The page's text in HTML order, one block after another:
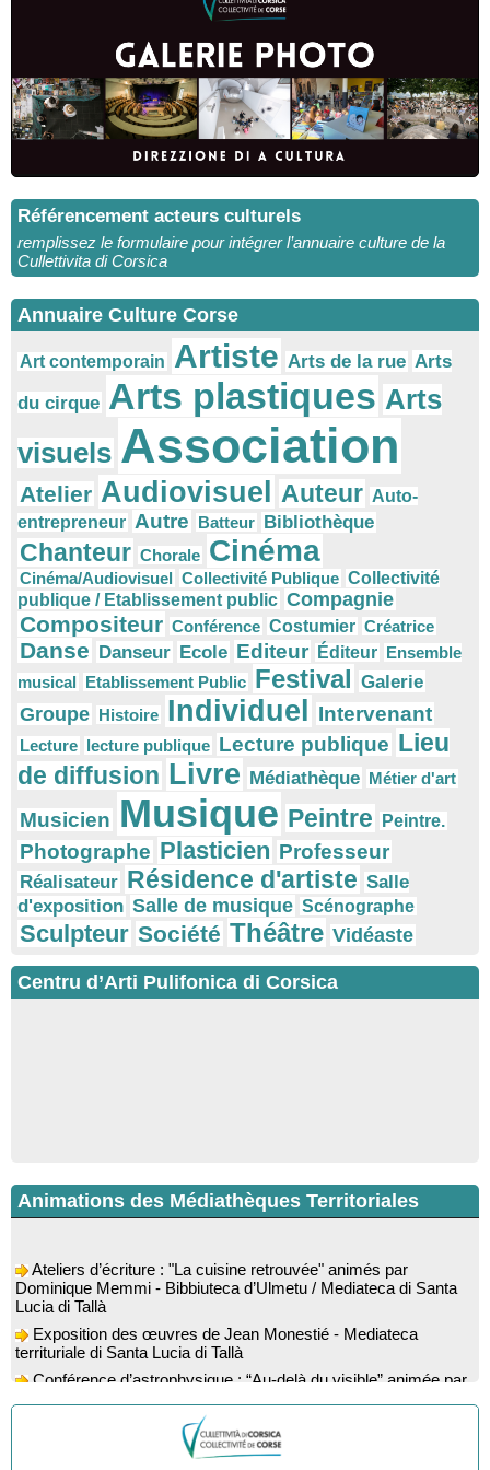
Référencement acteurs culturels
remplissez le formulaire pour intégrer l’annuaire culture de la
Cullettivita di Corsica
Annuaire Culture Corse
Art contemporain Artiste Arts de la rue Arts
du cirque Arts plastiques Arts
visuels Association
Atelier Audiovisuel Auteur Auto-
entrepreneur Autre Batteur Bibliothèque
Chanteur Chorale Cinéma
Cinéma/Audiovisuel Collectivité Publique Collectivité
publique / Etablissement public Compagnie
Compositeur Conférence Costumier Créatrice
Danse Danseur Ecole Editeur Éditeur Ensemble
musical Etablissement Public Festival Galerie
Groupe Histoire Individuel Intervenant
Lecture lecture publique Lecture publique Lieu
de diffusion Livre Médiathèque Métier d'art
Musicien Musique Peintre Peintre.
Photographe Plasticien Professeur
Réalisateur Résidence d'artiste Salle
d'exposition Salle de musique Scénographe
Sculpteur Société Théâtre Vidéaste
Centru d’Arti Pulifonica di Corsica
Animations des Médiathèques Territoriales
Dominique Memmi - Bibbiuteca d’Ulmetu / Mediateca di Santa
Lucia di Tallà
territuriale di Santa Lucia di Tallà
l’astrophysicien Paul Guerrini - Médiathèque - Pitretu è
Bicchisgià
Exposition des œuvres de Dominique Malberti Morin :
"Racines, peintures acryliques et aquarelles" - Mediateca